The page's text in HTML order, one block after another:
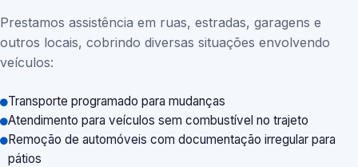
Prestamos assistência em ruas, estradas, garagens e
outros locais, cobrindo diversas situações envolvendo
veículos:
Transporte programado para mudanças
Atendimento para veículos sem combustível no trajeto
Remoção de automóveis com documentação irregular para
pátios